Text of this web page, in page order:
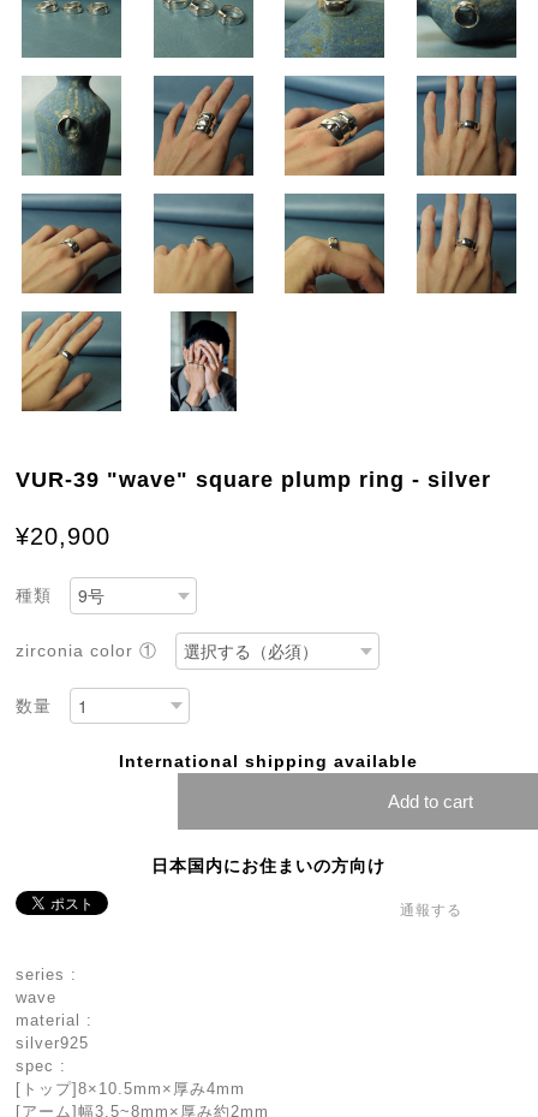
VUR-39 "wave" square plump ring - silver
¥20,900
種類
zirconia color ①
数量
International shipping available
Add to cart
日本国内にお住まいの方向け
通報する
series :
wave
material :
silver925
spec :
[トップ]8×10.5mm×厚み4mm
[アーム]幅3.5~8mm×厚み約2mm